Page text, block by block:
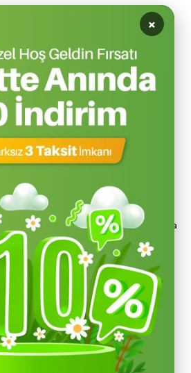
Ürün Açıklaması
stretch kemeri, 4 cm genişliği ve
konforunu ön planda tutarak
sahip polyester yapısı,
gösterirken, esnek tasarımı
sağlar.
sonrası veya bol sıvı alımında
rahat bir kullanım sunar. Nefes
kullanıcıyı serin tutar ve iz
konfor sağlar.
toka sistemi, tüm bedenlere kolayca
bulunmaması sayesinde
sorun yaşanmaz. Bu
için ideal bir seçim olmasının
da rahatlıkla kullanılabilir.
ilk yardım ateli veya turnike
taşımaktadır. Siyah rengi ile her
Göster
×